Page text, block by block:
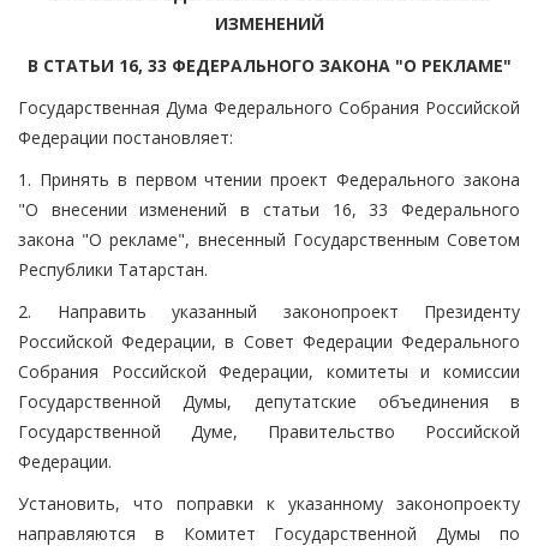
ИЗМЕНЕНИЙ
В СТАТЬИ 16, 33 ФЕДЕРАЛЬНОГО ЗАКОНА "О РЕКЛАМЕ"
Государственная Дума Федерального Собрания Российской
Федерации постановляет:
1. Принять в первом чтении проект Федерального закона
"О внесении изменений в статьи 16, 33 Федерального
закона "О рекламе", внесенный Государственным Советом
Республики Татарстан.
2. Направить указанный законопроект Президенту
Российской Федерации, в Совет Федерации Федерального
Собрания Российской Федерации, комитеты и комиссии
Государственной Думы, депутатские объединения в
Государственной Думе, Правительство Российской
Федерации.
Установить, что поправки к указанному законопроекту
направляются в Комитет Государственной Думы по